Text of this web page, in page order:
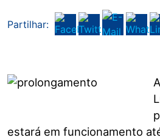
Partilhar:
estará em funcionamento